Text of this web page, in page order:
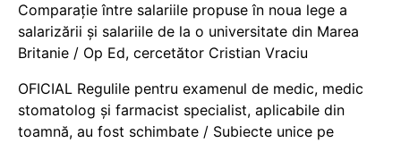
Comparație între salariile propuse în noua lege a
salarizării și salariile de la o universitate din Marea
Britanie / Op Ed, cercetător Cristian Vraciu
OFICIAL Regulile pentru examenul de medic, medic
stomatolog și farmacist specialist, aplicabile din
toamnă, au fost schimbate / Subiecte unice pe